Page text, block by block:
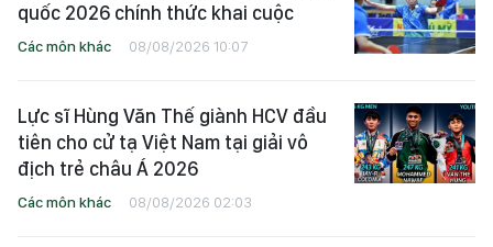
quốc 2026 chính thức khai cuộc
Các môn khác 08/08/2026 10:07
Lực sĩ Hùng Văn Thế giành HCV đầu
tiên cho cử tạ Việt Nam tại giải vô
địch trẻ châu Á 2026
Các môn khác 08/08/2026 02:03